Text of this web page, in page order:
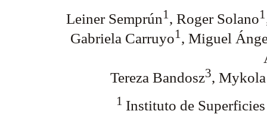
Leiner Semprún1 , Roger Solano1
Gabriela Carruyo1 , Miguel
Tereza Bandosz3,
1 Instituto de Superficies